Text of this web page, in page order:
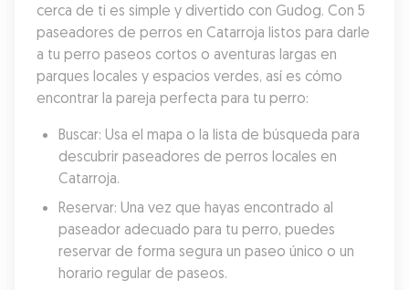
cerca de ti es simple y divertido con Gudog. Con 5
paseadores de perros en Catarroja listos para darle
a tu perro paseos cortos o aventuras largas en
parques locales y espacios verdes, así es cómo
encontrar la pareja perfecta para tu perro:
Buscar: Usa el mapa o la lista de búsqueda para
descubrir paseadores de perros locales en
Catarroja.
Reservar: Una vez que hayas encontrado al
paseador adecuado para tu perro, puedes
reservar de forma segura un paseo único o un
horario regular de paseos.